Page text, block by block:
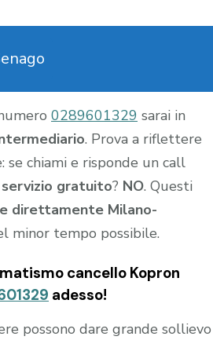
0289601329 sarai in
. Prova a riflettere
chiami e risponde un call
servizio gratuito? NO. Questi
direttamente Milano-
minor tempo possibile.
cancello Kopron
adesso!
possono dare grande sollievo